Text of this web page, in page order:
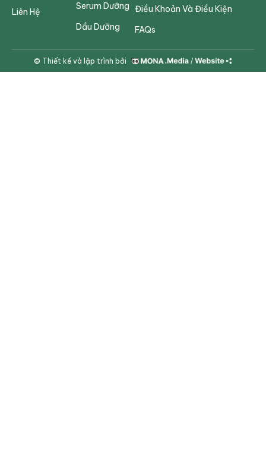
Liên Hệ
Serum Dưỡng
Dầu Dưỡng
Điều Khoản Và Điều Kiện
FAQs
© Thiết kế và lập trình bởi